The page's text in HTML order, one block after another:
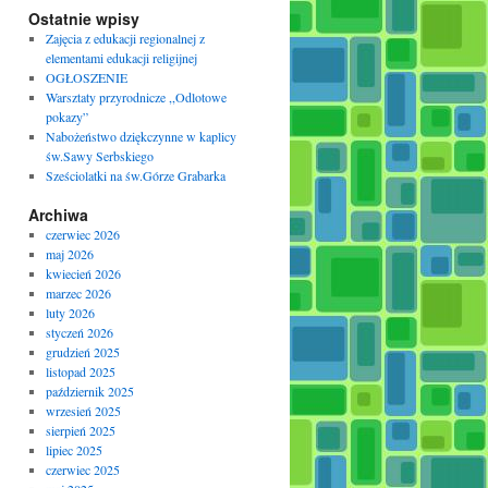
Ostatnie wpisy
Zajęcia z edukacji regionalnej z
elementami edukacji religijnej
OGŁOSZENIE
Warsztaty przyrodnicze ,,Odlotowe
pokazy”
Nabożeństwo dziękczynne w kaplicy
św.Sawy Serbskiego
Sześciolatki na św.Górze Grabarka
Archiwa
czerwiec 2026
maj 2026
kwiecień 2026
marzec 2026
luty 2026
styczeń 2026
grudzień 2025
listopad 2025
październik 2025
wrzesień 2025
sierpień 2025
lipiec 2025
czerwiec 2025